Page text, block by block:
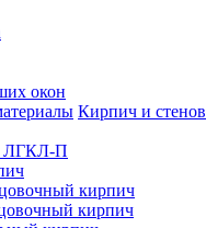
окон
Кирпич и
ЛГКЛ-П
кирпич
кирпич